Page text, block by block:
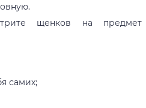
щенков на предмет
самих;